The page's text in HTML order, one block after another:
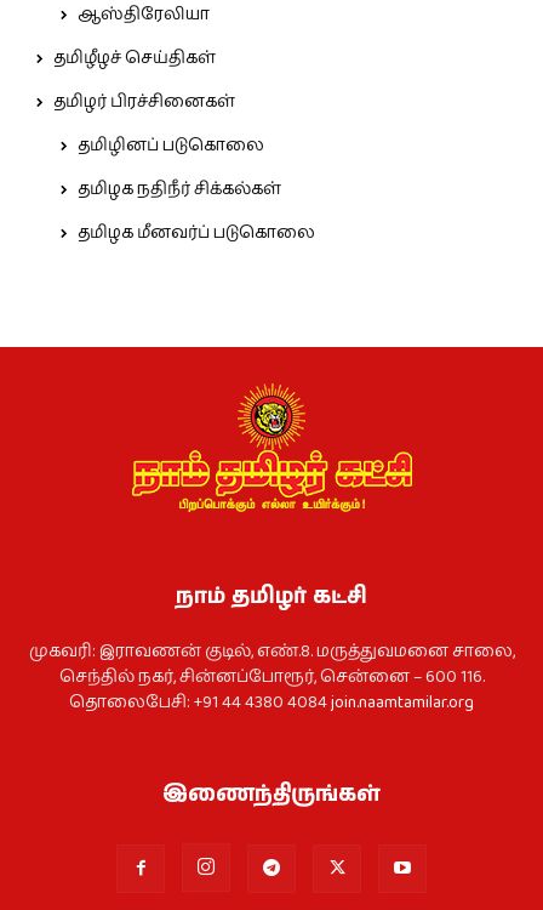
ஆஸ்திரேலியா
தமிழீழச் செய்திகள்
தமிழர் பிரச்சினைகள்
தமிழினப் படுகொலை
தமிழக நதிநீர் சிக்கல்கள்
தமிழக மீனவர்ப் படுகொலை
நாம் தமிழர் கட்சி
முகவரி: இராவணன் குடில், எண்.8. மருத்துவமனை சாலை,
செந்தில் நகர், சின்னப்போரூர், சென்னை – 600 116.
தொலைபேசி: +91 44 4380 4084join.naamtamilar.org
இணைந்திருங்கள்